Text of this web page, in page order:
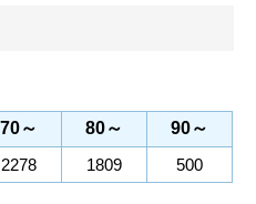
70～ 80～
90～
2278 1809 500